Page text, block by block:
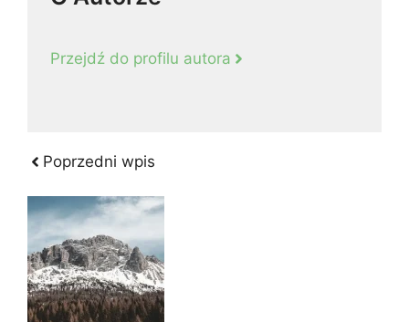
Przejdź do profilu autora
Poprzedni wpis